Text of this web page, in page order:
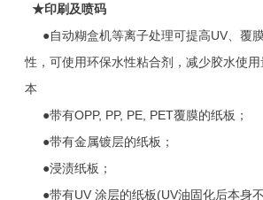
★印刷及喷码
●自动糊盒机等离子处理可提高UV、覆
性，可使用环保水性粘合剂，减少胶水使
本
●带有OPP, PP, PE, PET覆膜的纸板；
●带有金属镀层的纸板；
●浸渍纸板；
●带有UV 涂层的纸板(UV油固化后本身不